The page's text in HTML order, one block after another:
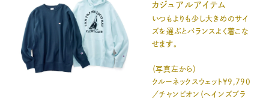
カジュアルアイテム
いつもよりも少し大きめのサイ
ズを選ぶとバランスよく着こな
せます。
（写真左から）
クルーネックスウェット¥9,790
／チャンピオン（ヘインズブラ